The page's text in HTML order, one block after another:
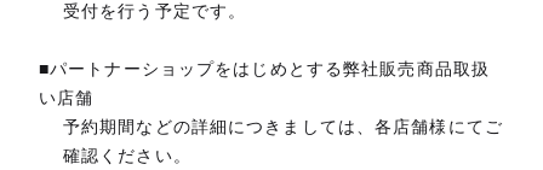
受付を行う予定です。
■パートナーショップをはじめとする弊社販売商品取扱
い店舗
予約期間などの詳細につきましては、各店舗様にてご
確認ください。